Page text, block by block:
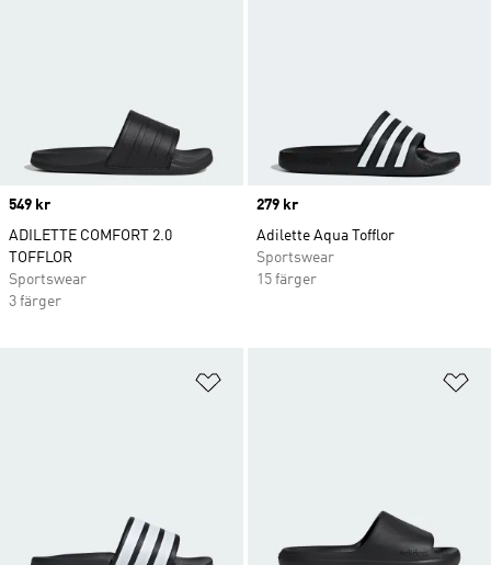
Price
549 kr
ADILETTE COMFORT 2.0
TOFFLOR
Sportswear
3 färger
Price
279 kr
Adilette Aqua Tofflor
Sportswear
15 färger